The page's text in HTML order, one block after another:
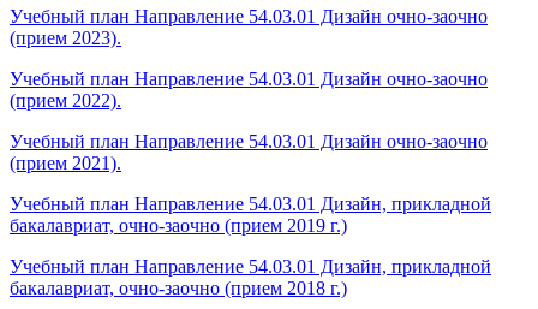
Учебный план Направление 54.03.01 Дизайн очно-заочно
(прием 2023).
Учебный план Направление 54.03.01 Дизайн очно-заочно
(прием 2022).
Учебный план Направление 54.03.01 Дизайн очно-заочно
(прием 2021).
Учебный план Направление 54.03.01 Дизайн, прикладной
бакалавриат, очно-заочно (прием 2019 г.)
Учебный план Направление 54.03.01 Дизайн, прикладной
бакалавриат, очно-заочно (прием 2018 г.)